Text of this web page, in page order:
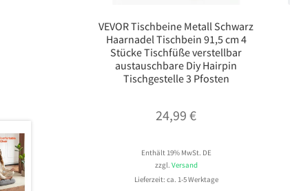
VEVOR Tischbeine Metall Schwarz
Haarnadel Tischbein 91,5 cm 4
Stücke Tischfüße verstellbar
austauschbare Diy Hairpin
Tischgestelle 3 Pfosten
24,99€
Enthält 19% MwSt. DE
zzgl. Versand
Lieferzeit: ca. 1-5 Werktage